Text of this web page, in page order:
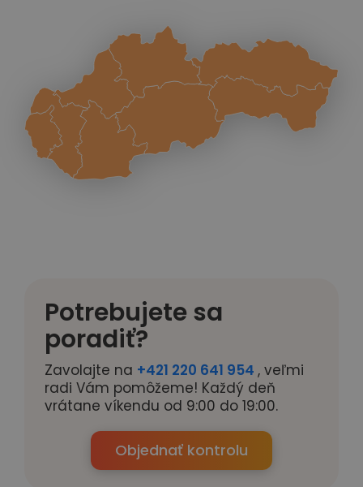
Potrebujete sa
poradiť?
Zavolajte na +421 220 641 954 , veľmi
radi Vám pomôžeme! Každý deň
vrátane víkendu od 9:00 do 19:00.
Objednať kontrolu